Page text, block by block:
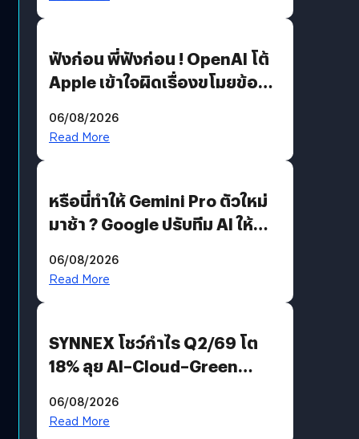
ฟังก่อน พี่ฟังก่อน ! OpenAI โต้
Apple เข้าใจผิดเรื่องขโมยข้อมูล
06/08/2026
Read More
หรือนี่ทำให้ Gemini Pro ตัวใหม่
มาช้า ? Google ปรับทีม AI ให้
AGI
06/08/2026
Read More
SYNNEX โชว์กำไร Q2/69 โต
18% ลุย AI–Cloud–Green
Revenue เร่งเครื่อง New
06/08/2026
Read More